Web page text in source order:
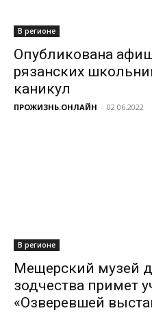
В регионе
Опубликована
рязанских
каникул
ПРОЖИЗНЬ.ОНЛАЙН - 02.06.2022
В регионе
Мещерский музей
зодчества примет
«Озверевшей